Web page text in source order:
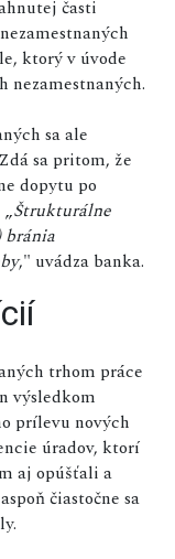
časti
ktorý v úvode
nezamestnaných.
sa ale
sa pritom, že
dopytu po
Štrukturálne
bránia
," uvádza banka.
trhom práce
výsledkom
prílevu nových
úradov, ktorí
aj opúšťali a
čiastočne sa